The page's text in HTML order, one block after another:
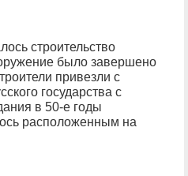
строительство
было завершено
привезли с
государства с
в 50-е годы
расположенным на